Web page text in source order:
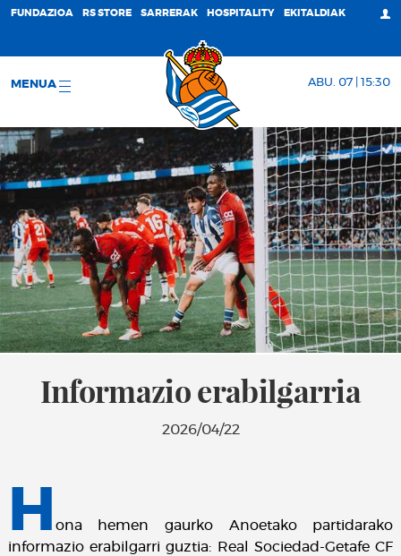
FUNDAZIOA RS STORE SARRERAK HOSPITALITY EKITALDIAK
MENUA ABU. 07 | 15:30
Informazio erabilgarria
2026/04/22
H
ona hemen gaurko Anoetako partidarako
informazio erabilgarri guztia: Real Sociedad-Getafe CF